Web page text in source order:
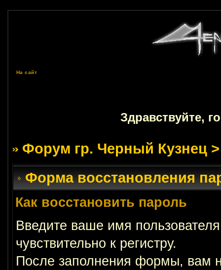
На сайт
Здравствуйте,
Форум гр. Черный Кузнец>
Форма восстановления
Как восстановить пароль
Введите ваше имя
чувствительно к регистру.
После заполнения формы, вам